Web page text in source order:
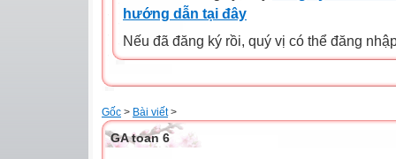
hướng dẫn tại đây
Nếu đã đăng ký rồi, quý vị có thể đăng
Gốc > Bài viết>
GA toan 6